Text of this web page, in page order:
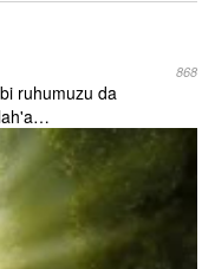
868
ruhumuzu da